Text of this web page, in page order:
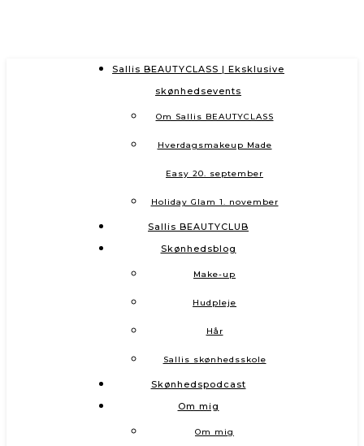
Sallis BEAUTYCLASS | Eksklusive
skønhedsevents
Om Sallis BEAUTYCLASS
Hverdagsmakeup Made
Easy 20. september
Holiday Glam 1. november
Sallis BEAUTYCLUB
Skønhedsblog
Make-up
Hudpleje
Hår
Sallis skønhedsskole
Skønhedspodcast
Om mig
Om mig